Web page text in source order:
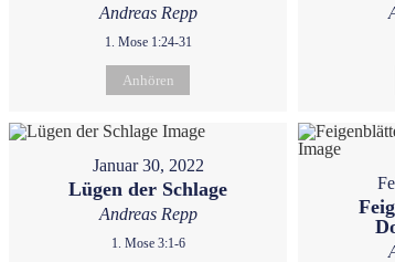
Andreas Repp
1. Mose 1:24-31
Anhören
Januar 30, 2022
Lügen der Schlage
Andreas Repp
1. Mose 3:1-6